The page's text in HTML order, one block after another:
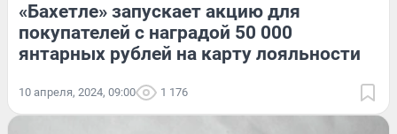
«Бахетле» запускает акцию для
покупателей с наградой 50 000
янтарных рублей на карту лояльности
10 апреля, 2024, 09:00 1 176